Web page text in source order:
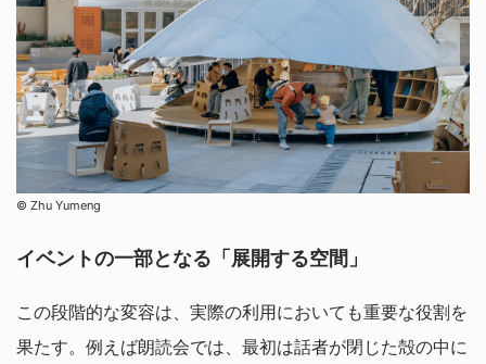
©︎ Zhu Yumeng
イベントの一部となる「展開する空間」
この段階的な変容は、実際の利用においても重要な役割を
果たす。例えば朗読会では、最初は話者が閉じた殻の中に